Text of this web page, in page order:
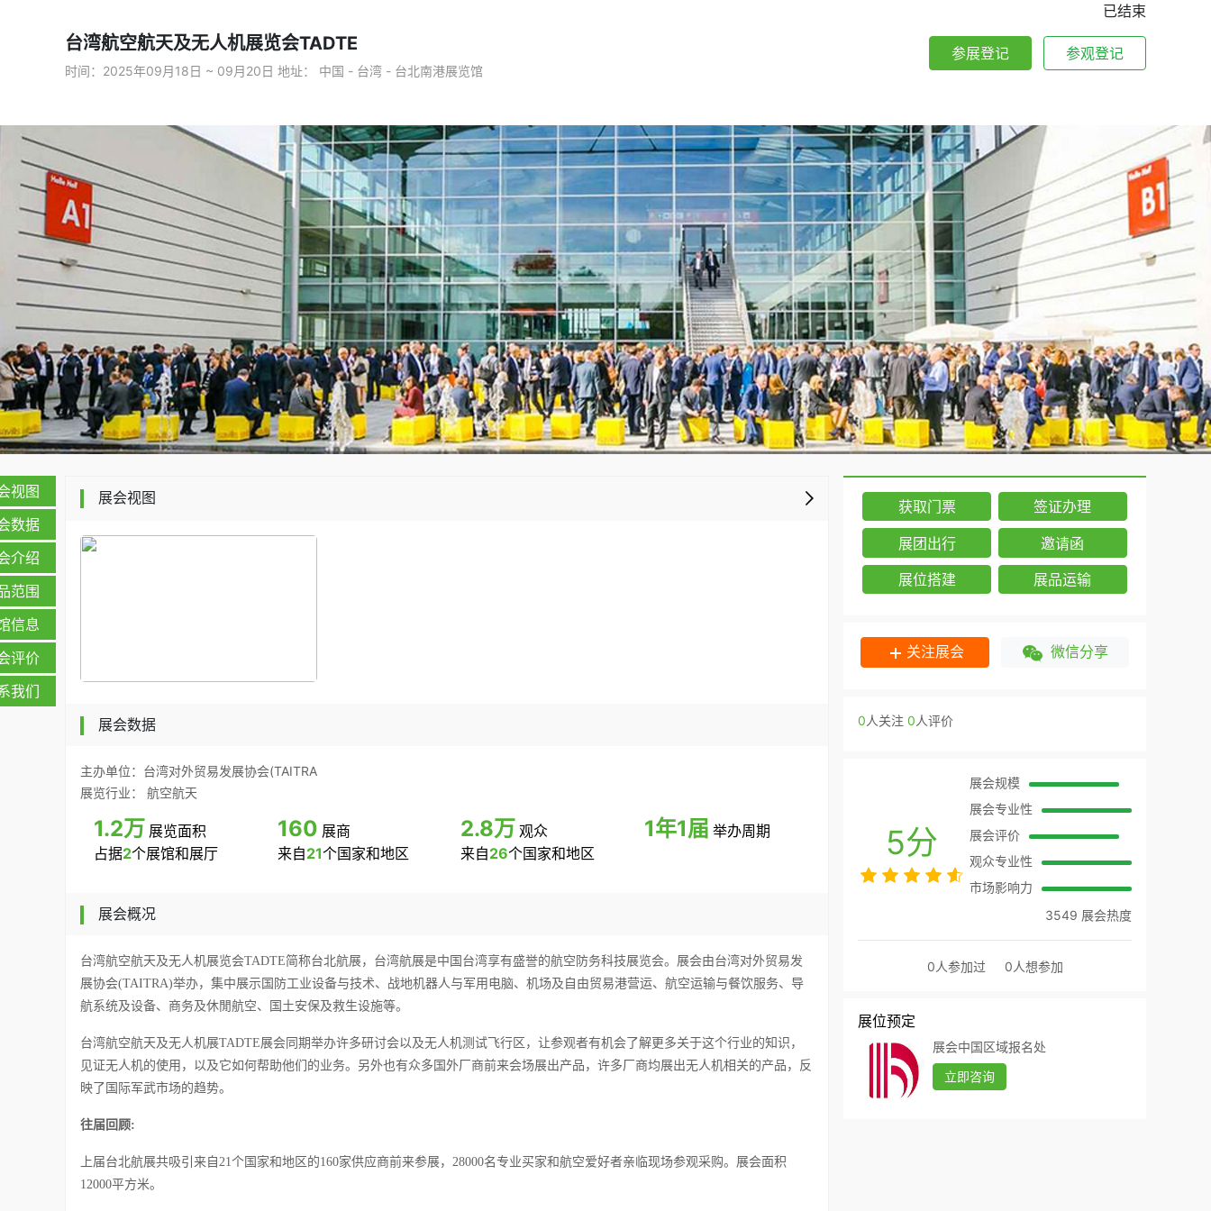
台湾航空航天及无人机展览会TADTE
时间：2025年09月18日 ~ 09月20日 地址： 中国 - 台湾 - 台北南港展览馆
已结束
参展登记 参观登记
视图
数据
介绍
范围
信息
评价
我们
展会视图
展会数据
主办单位：台湾对外贸易发展协会(TAITRA
展览行业： 航空航天
1.2万 展览面积
占据2个展馆和展厅
160 展商
来自21个国家和地区
2.8万 观众
来自26个国家和地区
1年1届 举办周期
展会概况
台湾航空航天及无人机展览会TADTE简称台北航展，台湾航展是中国 台湾享有盛誉的航空防务科技展览会。 展会由台湾对外贸易发
展协会(TAITRA)举办，集中展示国防工业设备与技术、战地机器人与军用电脑、机场及自由贸易港营运、航空运输与餐饮服务、导
航系统及设备、商务及休閒航空、国土安保及救生设施等。
台湾航空航天及无人机展TADTE展会同期举办许多研讨会以及无人机测试飞行区，让参观者有机会了解更多关于这个行业的知识，
见证无人机的使用，以及它如何帮助他们的业务。另外也有众多国外厂商前来会场展出产品，许多厂商均展出无人机相关的产品，反
映了国际军武市场的趋势。
往届回顾:
上届台北航展共吸引来自 21个国家和地区的160家供应商前来参展， 28000名专业买家和航空爱好者亲临现场参观采购。展会面积
12000平方米。
获取门票 签证办理
展团出行 邀请函
展位搭建 展品运输
关注展会 微信分享
0人关注 0人评价
5分
展会规模
展会专业性
展会评价
观众专业性
市场影响力
3549 展会热度
0人参加过 0人想参加
展位预定
展会中国区域报名处
立即咨询